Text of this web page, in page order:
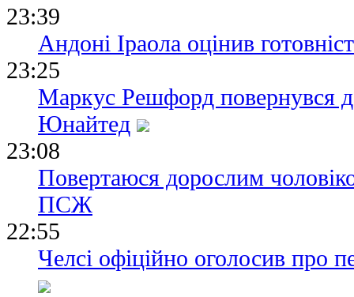
23:39
Андоні Іраола оцінив
23:25
Маркус Решфорд повернувся
Юнайтед
23:08
Повертаюся дорослим
ПСЖ
22:55
Челсі офіційно оголосив про